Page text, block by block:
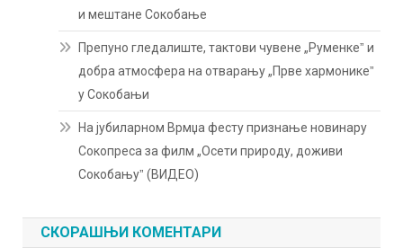
и мештане Сокобање
Препуно гледалиште, тактови чувене „Руменкеˮ и
добра атмосфера на отварању „Прве хармоникеˮ
у Сокобањи
На јубиларном Врмџа фесту признање новинару
Сокопреса за филм „Осети природу, доживи
Сокобањуˮ (ВИДЕО)
СКОРАШЊИ КОМЕНТАРИ